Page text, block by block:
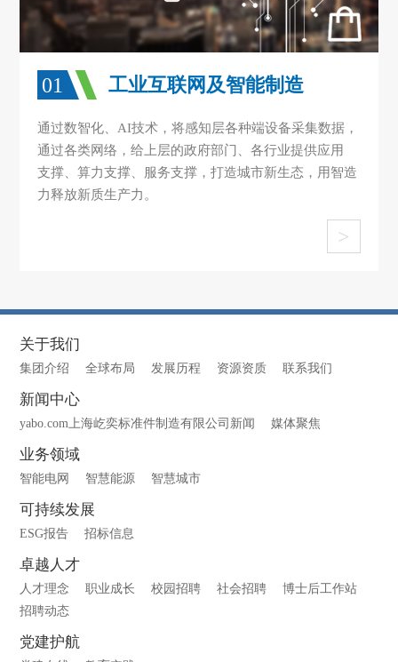
01 工业互联网及智能制造
通过数智化、AI技术，将感知层各种端设备采集数据，
通过各类网络，给上层的政府部门、各行业提供应用
支撑、算力支撑、服务支撑，打造城市新生态，用智造
力释放新质生产力。
>
关于我们
集团介绍 全球布局 发展历程 资源资质 联系我们
新闻中心
yabo.com上海屹奕标准件制造有限公司新闻 媒体聚焦
业务领域
智能电网 智慧能源 智慧城市
可持续发展
ESG报告 招标信息
卓越人才
人才理念 职业成长 校园招聘 社会招聘
博士后工作站
招聘动态
党建护航